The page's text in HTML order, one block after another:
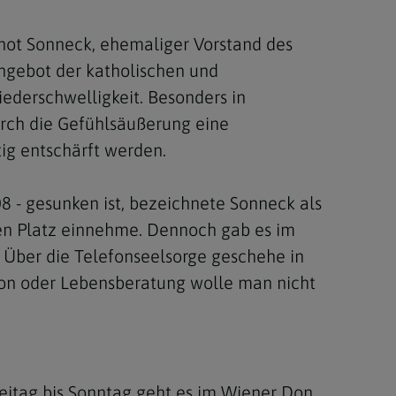
Sonneck, ehemaliger Vorstand des
der katholischen und
Besonders in
die Gefühlsäußerung eine
entschärft werden.
- gesunken ist, bezeichnete Sonneck als
Platz einnehme. Dennoch gab es im
die Telefonseelsorge geschehe in
oder Lebensberatung wolle man nicht